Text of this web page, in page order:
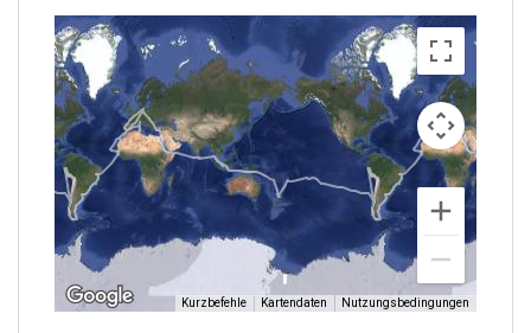
Kurzbefehle Kartendaten Nutzungsbedingungen